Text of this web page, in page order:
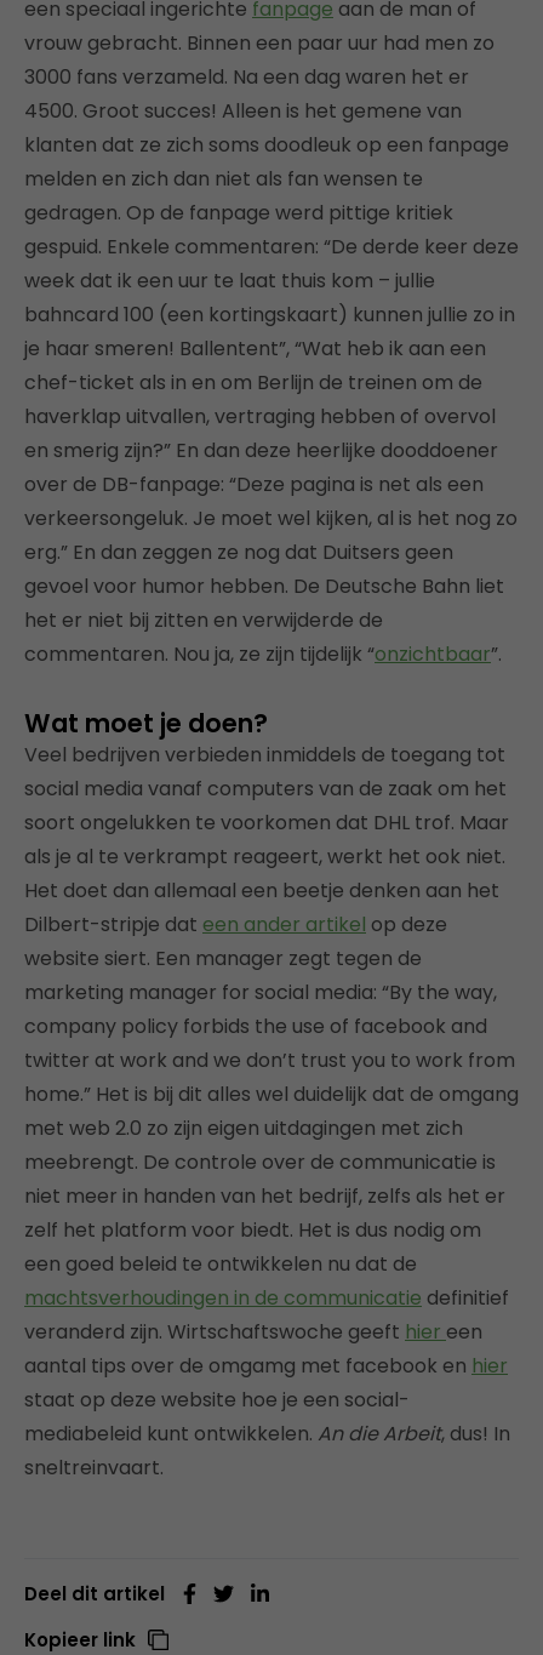
een speciaal ingerichte fanpage aan de man of
vrouw gebracht. Binnen een paar uur had men zo
3000 fans verzameld. Na een dag waren het er
4500. Groot succes! Alleen is het gemene van
klanten dat ze zich soms doodleuk op een fanpage
melden en zich dan niet als fan wensen te
gedragen. Op de fanpage werd pittige kritiek
gespuid. Enkele commentaren: “De derde keer deze
week dat ik een uur te laat thuis kom – jullie
bahncard 100 (een kortingskaart) kunnen jullie zo in
je haar smeren! Ballentent”, “Wat heb ik aan een
chef-ticket als in en om Berlijn de treinen om de
haverklap uitvallen, vertraging hebben of overvol
en smerig zijn?” En dan deze heerlijke dooddoener
over de DB-fanpage: “Deze pagina is net als een
verkeersongeluk. Je moet wel kijken, al is het nog zo
erg.” En dan zeggen ze nog dat Duitsers geen
gevoel voor humor hebben. De Deutsche Bahn liet
het er niet bij zitten en verwijderde de
commentaren. Nou ja, ze zijn tijdelijk “onzichtbaar”.
Wat moet je doen?
Veel bedrijven verbieden inmiddels de toegang tot
social media vanaf computers van de zaak om het
soort ongelukken te voorkomen dat DHL trof. Maar
als je al te verkrampt reageert, werkt het ook niet.
Het doet dan allemaal een beetje denken aan het
Dilbert-stripje dat een ander artikel op deze
website siert. Een manager zegt tegen de
marketing manager for social media: “By the way,
company policy forbids the use of facebook and
twitter at work and we don’t trust you to work from
home.” Het is bij dit alles wel duidelijk dat de omgang
met web 2.0 zo zijn eigen uitdagingen met zich
meebrengt. De controle over de communicatie is
niet meer in handen van het bedrijf, zelfs als het er
zelf het platform voor biedt. Het is dus nodig om
een goed beleid te ontwikkelen nu dat de
machtsverhoudingen in de communicatie definitief
veranderd zijn. Wirtschaftswoche geeft hier een
aantal tips over de omgamg met facebook en hier
staat op deze website hoe je een social-
mediabeleid kunt ontwikkelen. An die Arbeit, dus! In
sneltreinvaart.
Deel dit artikel
Kopieer link